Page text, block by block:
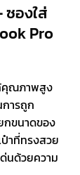
ซองใส่
Pro
คุณภาพสูง
ารถูก
กขนาดของ
าที่ทรงสวย
นด้วยความ